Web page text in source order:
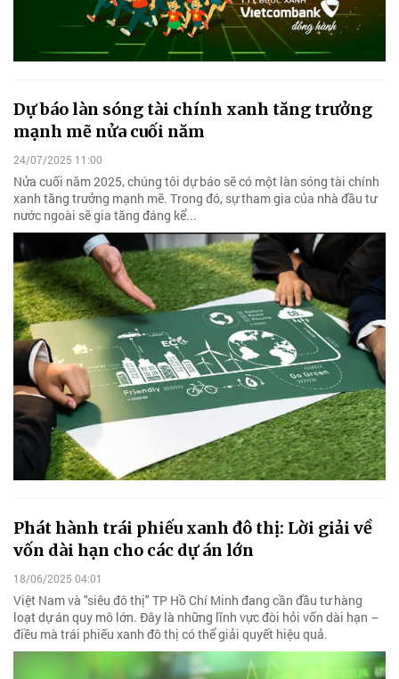
Dự báo làn sóng tài chính xanh tăng trưởng
mạnh mẽ nửa cuối năm
24/07/2025 11:00
Nửa cuối năm 2025, chúng tôi dự báo sẽ có một làn sóng tài chính
xanh tăng trưởng mạnh mẽ. Trong đó, sự tham gia của nhà đầu tư
nước ngoài sẽ gia tăng đáng kể...
Phát hành trái phiếu xanh đô thị: Lời giải về
vốn dài hạn cho các dự án lớn
18/06/2025 04:01
Việt Nam và "siêu đô thị" TP Hồ Chí Minh đang cần đầu tư hàng
loạt dự án quy mô lớn. Đây là những lĩnh vực đòi hỏi vốn dài hạn –
điều mà trái phiếu xanh đô thị có thể giải quyết hiệu quả.